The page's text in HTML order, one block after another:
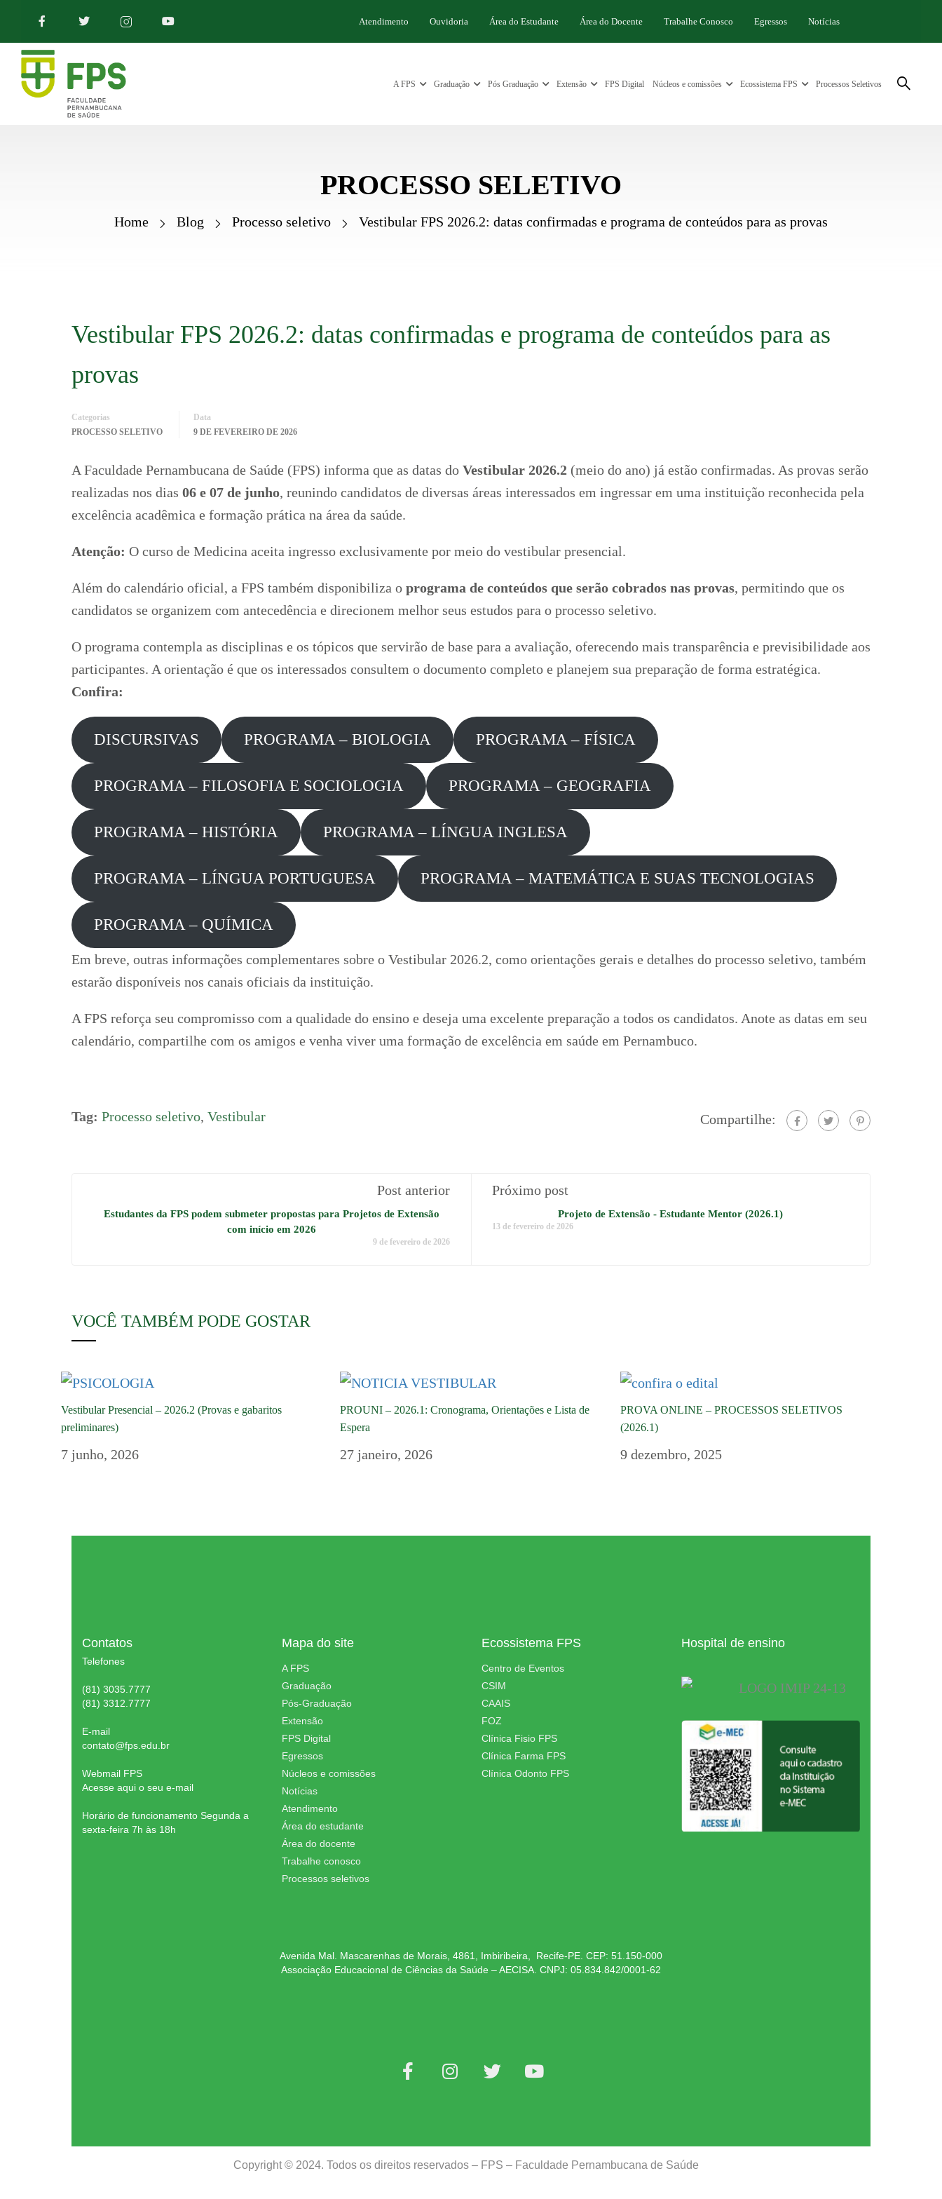
Atendimento Ouvidoria Área do Estudante Área do Docente Trabalhe Conosco Egressos Notícias
A FPS Graduação Pós Graduação Extensão FPS Digital Núcleos e comissões Ecossistema FPS Processos Seletivos
PROCESSO SELETIVO
Home Blog Processo seletivo Vestibular FPS 2026.2: datas confirmadas e programa de conteúdos para as provas
Vestibular FPS 2026.2: datas confirmadas e programa de conteúdos para as
provas
Categorias
PROCESSO SELETIVO
Data
9 DE FEVEREIRO DE 2026
A Faculdade Pernambucana de Saúde (FPS) informa que as datas do Vestibular 2026.2 (meio do ano) já estão confirmadas. As provas serão
realizadas nos dias 06 e 07 de junho, reunindo candidatos de diversas áreas interessados em ingressar em uma instituição reconhecida pela
excelência acadêmica e formação prática na área da saúde.
Atenção: O curso de Medicina aceita ingresso exclusivamente por meio do vestibular presencial.
Além do calendário oficial, a FPS também disponibiliza o programa de conteúdos que serão cobrados nas provas, permitindo que os
candidatos se organizem com antecedência e direcionem melhor seus estudos para o processo seletivo.
O programa contempla as disciplinas e os tópicos que servirão de base para a avaliação, oferecendo mais transparência e previsibilidade aos
participantes. A orientação é que os interessados consultem o documento completo e planejem sua preparação de forma estratégica.
Confira:
DISCURSIVAS PROGRAMA – BIOLOGIA PROGRAMA – FÍSICA
PROGRAMA – FILOSOFIA E SOCIOLOGIA PROGRAMA – GEOGRAFIA
PROGRAMA – HISTÓRIA PROGRAMA – LÍNGUA INGLESA
PROGRAMA – LÍNGUA PORTUGUESA PROGRAMA – MATEMÁTICA E SUAS TECNOLOGIAS
PROGRAMA – QUÍMICA
Em breve, outras informações complementares sobre o Vestibular 2026.2, como orientações gerais e detalhes do processo seletivo, também
estarão disponíveis nos canais oficiais da instituição.
A FPS reforça seu compromisso com a qualidade do ensino e deseja uma excelente preparação a todos os candidatos. Anote as datas em seu
calendário, compartilhe com os amigos e venha viver uma formação de excelência em saúde em Pernambuco.
Tag: Processo seletivo, Vestibular Compartilhe:
Post anterior
Estudantes da FPS podem submeter propostas para Projetos de Extensão
com início em 2026
9 de fevereiro de 2026
Próximo post
Projeto de Extensão - Estudante Mentor (2026.1)
13 de fevereiro de 2026
VOCÊ TAMBÉM PODE GOSTAR
Vestibular Presencial – 2026.2 (Provas e gabaritos
preliminares)
7 junho, 2026
PROUNI – 2026.1: Cronograma, Orientações e Lista de
Espera
27 janeiro, 2026
PROVA ONLINE – PROCESSOS SELETIVOS
(2026.1)
9 dezembro, 2025
Contatos
Telefones
(81) 3035.7777
(81) 3312.7777
E-mail
contato@fps.edu.br
Webmail FPS
Acesse aqui o seu e-mail
Horário de funcionamento Segunda a
sexta-feira 7h às 18h
Mapa do site
A FPS
Graduação
Pós-Graduação
Extensão
FPS Digital
Egressos
Núcleos e comissões
Notícias
Atendimento
Área do estudante
Área do docente
Trabalhe conosco
Processos seletivos
Ecossistema FPS
Centro de Eventos
CSIM
CAAIS
FOZ
Clínica Fisio FPS
Clínica Farma FPS
Clínica Odonto FPS
Hospital de ensino
Avenida Mal. Mascarenhas de Morais, 4861, Imbiribeira, Recife-PE. CEP: 51.150-000
Associação Educacional de Ciências da Saúde – AECISA. CNPJ: 05.834.842/0001-62
Copyright © 2024. Todos os direitos reservados – FPS – Faculdade Pernambucana de Saúde